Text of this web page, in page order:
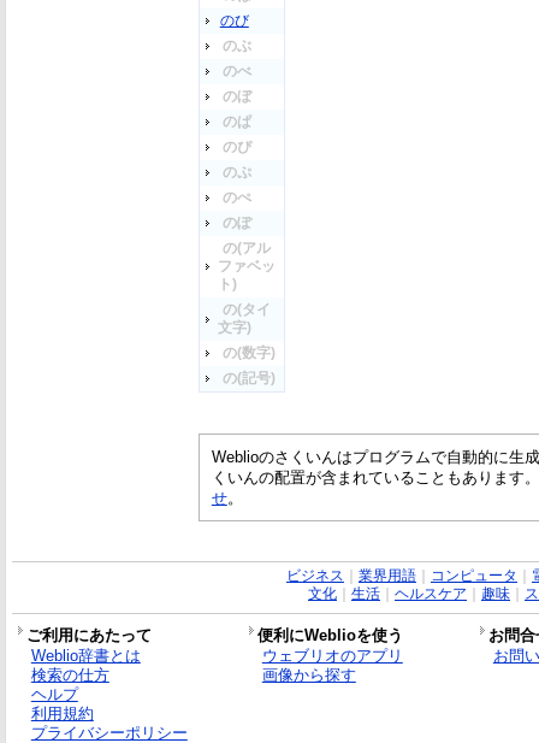
のび
のぶ
のべ
のぼ
のぱ
のぴ
のぷ
のぺ
のぽ
の(アル
ファベッ
ト)
の(タイ
文字)
の(数字)
の(記号)
Weblioのさくいんはプログラムで自動的に生
くいんの配置が含まれていることもあります
せ。
ビジネス 業界用語｜ コンピュータ
文化｜ 生活｜ ヘルスケア 趣味｜
ご利用にあたって 便利にWeblioを使う
お問
Weblio辞書とは
検索の仕方
ヘルプ
利用規約
プライバシーポリシー
ウェブリオのアプリ
画像から探す
お問